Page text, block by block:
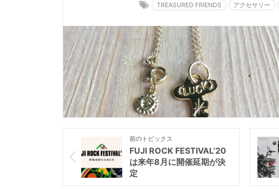
TREASURED FRIENDS アクセサリー
前のトピックス
FUJI ROCK FESTIVAL‘20
は来年8月に開催延期が決
定